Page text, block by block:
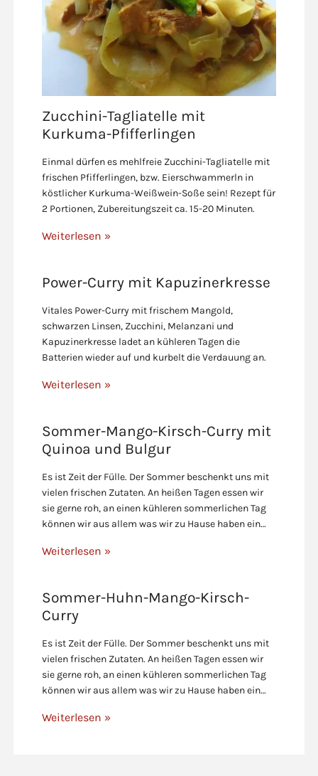
Zucchini-Tagliatelle mit
Kurkuma-Pfifferlingen
Einmal dürfen es mehlfreie Zucchini-Tagliatelle mit
frischen Pfifferlingen, bzw. Eierschwammerln in
köstlicher Kurkuma-Weißwein-Soße sein! Rezept für
2 Portionen, Zubereitungszeit ca. 15-20 Minuten.
Weiterlesen »
Power-Curry mit Kapuzinerkresse
Vitales Power-Curry mit frischem Mangold,
schwarzen Linsen, Zucchini, Melanzani und
Kapuzinerkresse ladet an kühleren Tagen die
Batterien wieder auf und kurbelt die Verdauung an.
Weiterlesen »
Sommer-Mango-Kirsch-Curry mit
Quinoa und Bulgur
Es ist Zeit der Fülle. Der Sommer beschenkt uns mit
vielen frischen Zutaten. An heißen Tagen essen wir
sie gerne roh, an einen kühleren sommerlichen Tag
können wir aus allem was wir zu Hause haben ein…
Weiterlesen »
Sommer-Huhn-Mango-Kirsch-
Curry
Es ist Zeit der Fülle. Der Sommer beschenkt uns mit
vielen frischen Zutaten. An heißen Tagen essen wir
sie gerne roh, an einen kühleren sommerlichen Tag
können wir aus allem was wir zu Hause haben ein…
Weiterlesen »